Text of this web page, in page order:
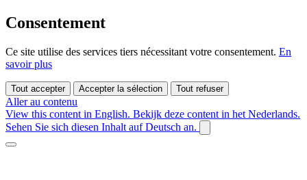
Consentement
Ce site utilise des services tiers nécessitant votre consentement. En
savoir plus
Tout accepter Accepter la sélection Tout refuser
Aller au contenu
View this content in English. Bekijk deze content in het Nederlands.
Sehen Sie sich diesen Inhalt auf Deutsch an.